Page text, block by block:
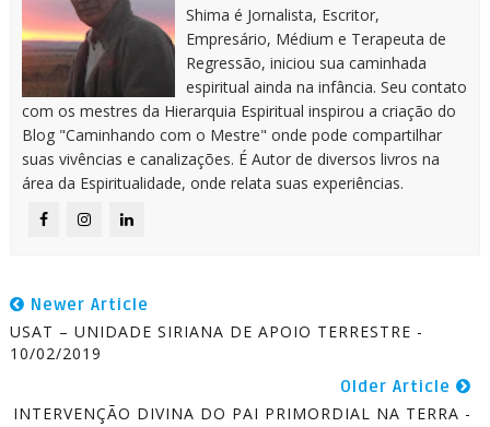
Shima é Jornalista, Escritor,
Empresário, Médium e Terapeuta de
Regressão, iniciou sua caminhada
espiritual ainda na infância. Seu contato
com os mestres da Hierarquia Espiritual inspirou a criação do
Blog "Caminhando com o Mestre" onde pode compartilhar
suas vivências e canalizações. É Autor de diversos livros na
área da Espiritualidade, onde relata suas experiências.
Newer Article
USAT – UNIDADE SIRIANA DE APOIO TERRESTRE -
10/02/2019
Older Article
INTERVENÇÃO DIVINA DO PAI PRIMORDIAL NA TERRA -